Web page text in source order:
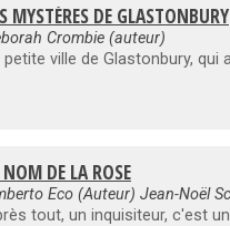
MYSTÈRES DE GLASTONBURY
Crombie (auteur)
NOM DE LA ROSE